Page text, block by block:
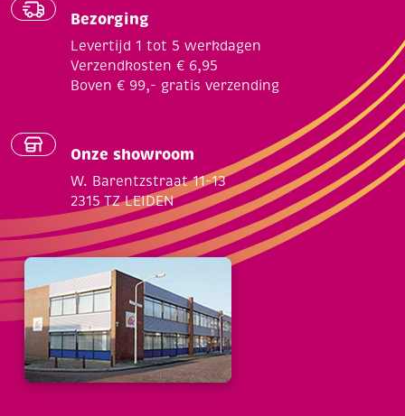
Bezorging
Levertijd 1 tot 5 werkdagen
Verzendkosten € 6,95
Boven € 99,- gratis verzending
Onze showroom
W. Barentzstraat 11-13
2315 TZ LEIDEN